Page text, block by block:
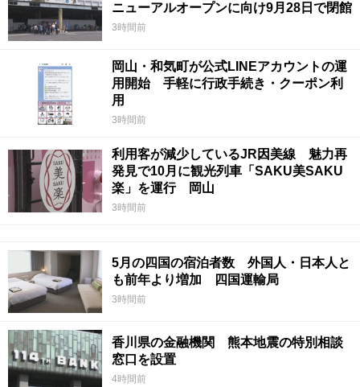
ニューアルオープンに向け9月28日で閉館
3時間前
岡山・和気町が公式LINEアカウントの運
用開始 手軽に行政手続き・クーポン利
用
3時間前
利用客が減少しているJR因美線 魅力再
発見で10月に観光列車「SAKU美SAKU
楽」を運行 岡山
3時間前
5月の四国の宿泊者数 外国人・日本人と
も前年より増加 四国運輸局
3時間前
香川県の金融機関 熊本地震の特別相談
窓口を設置
4時間前